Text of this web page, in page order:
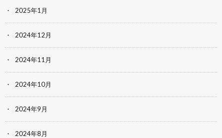
2025年1月
2024年12月
2024年11月
2024年10月
2024年9月
2024年8月